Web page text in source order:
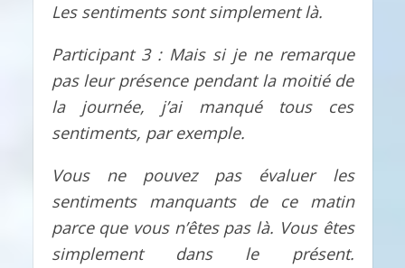
Les sentiments sont simplement là.
Participant 3 : Mais si je ne remarque
pas leur présence pendant la moitié de
la journée, j’ai manqué tous ces
sentiments, par exemple.
Vous ne pouvez pas évaluer les
sentiments manquants de ce matin
parce que vous n’êtes pas là. Vous êtes
simplement dans le présent.